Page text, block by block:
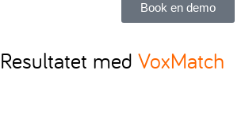
Book en demo
Resultatet med VoxMatch